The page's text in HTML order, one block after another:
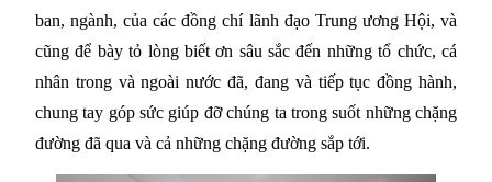
ban, ngành, của các đồng chí lãnh đạo Trung ương Hội, và
cũng để bày tỏ lòng biết ơn sâu sắc đến những tổ chức, cá
nhân trong và ngoài nước đã, đang và tiếp tục đồng hành,
chung tay góp sức giúp đỡ chúng ta trong suốt những chặng
đường đã qua và cả những chặng đường sắp tới.